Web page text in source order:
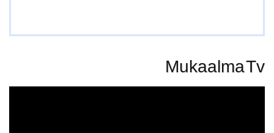
Mukaalma Tv